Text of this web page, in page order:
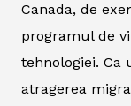
Canada, de
programul de
tehnologiei. Ca
atragerea